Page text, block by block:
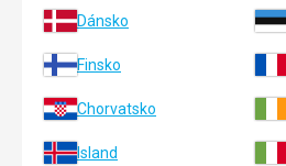
Dánsko
Finsko
Chorvatsko
Island